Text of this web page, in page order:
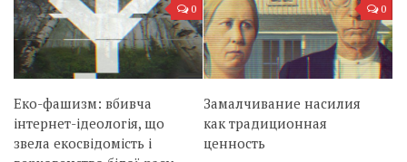
0
Еко-фашизм: вбивча
інтернет-ідеологія, що
звела екосвідомість і
0
Замалчивание насилия
как традиционная
ценность